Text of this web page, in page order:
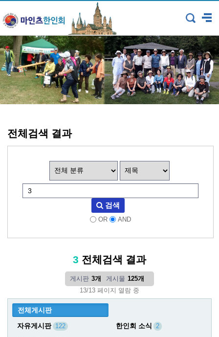
전체검색 결과
검색
OR AND
3 전체검색 결과
게시판 3개 게시물 125개
13/13 페이지 열람 중
전체게시판
자유게시판 122 한인회 소식 2